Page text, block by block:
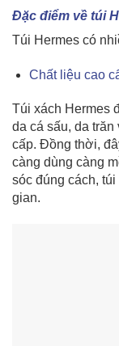
Đặc điểm về túi
Túi Hermes có
Chất liệu cao
Túi xách Hermes
da cá sấu, da
cấp. Đồng thời,
càng dùng càng
sóc đúng cách,
gian.